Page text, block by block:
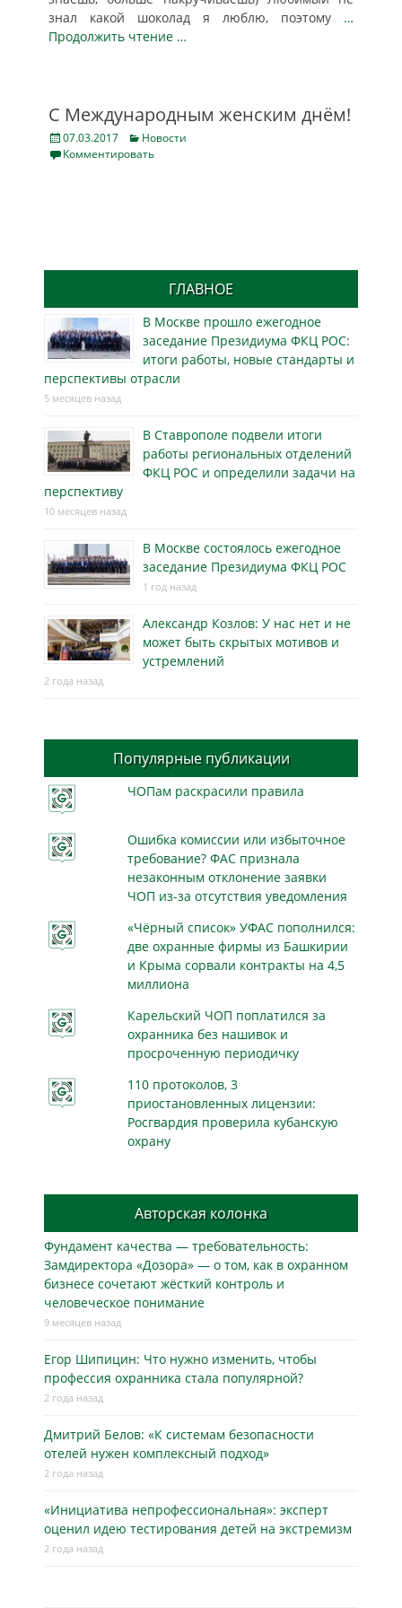
знал какой шоколад я люблю, поэтому …
Продолжить чтение …
С Международным женским днём!
Posted
on
07.03.2017 Categories
Новости
Комментировать
ГЛАВНОЕ
В Москве прошло ежегодное
заседание Президиума ФКЦ РОС:
итоги работы, новые стандарты и
перспективы отрасли
5 месяцев назад
В Ставрополе подвели итоги
работы региональных отделений
ФКЦ РОС и определили задачи на
перспективу
10 месяцев назад
В Москве состоялось ежегодное
заседание Президиума ФКЦ РОС
1 год назад
Александр Козлов: У нас нет и не
может быть скрытых мотивов и
устремлений
2 года назад
Популярные публикации
ЧОПам раскрасили правила
Ошибка комиссии или избыточное
требование? ФАС признала
незаконным отклонение заявки
ЧОП из-за отсутствия уведомления
«Чёрный список» УФАС пополнился:
две охранные фирмы из Башкирии
и Крыма сорвали контракты на 4,5
миллиона
Карельский ЧОП поплатился за
охранника без нашивок и
просроченную периодичку
110 протоколов, 3
приостановленных лицензии:
Росгвардия проверила кубанскую
охрану
Авторская колонка
Фундамент качества — требовательность:
Замдиректора «Дозора» — о том, как в охранном
бизнесe сочетают жёсткий контроль и
человеческое понимание
9 месяцев назад
Егор Шипицин: Что нужно изменить, чтобы
профессия охранника стала популярной?
2 года назад
Дмитрий Белов: «К системам безопасности
отелей нужен комплексный подход»
2 года назад
«Инициатива непрофессиональная»: эксперт
оценил идею тестирования детей на экстремизм
2 года назад